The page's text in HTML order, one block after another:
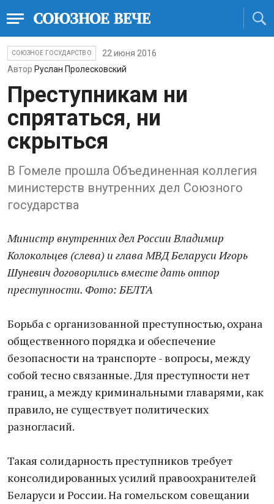
СОЮЗНОЕ ГОСУДАРСТВО
22 июня 2016
Автор Руслан Пролесковский
Преступникам ни
спрятаться, ни
скрыться
В Гомеле прошла Объединенная коллегия
министерств внутренних дел Союзного
государства
Министр внутренних дел России Владимир
Колокольцев (слева) и глава МВД Беларуси Игорь
Шуневич договорились вместе дать отпор
преступности. Фото: БЕЛТА
Борьба с организованной преступностью, охрана
общественного порядка и обеспечение
безопасности на транспорте - вопросы, между
собой тесно связанные. Для преступности нет
границ, а между криминальными главарями, как
правило, не существует политических
разногласий.
Такая солидарность преступников требует
консолидированных усилий правоохранителей
Беларуси и России. На гомельском совещании